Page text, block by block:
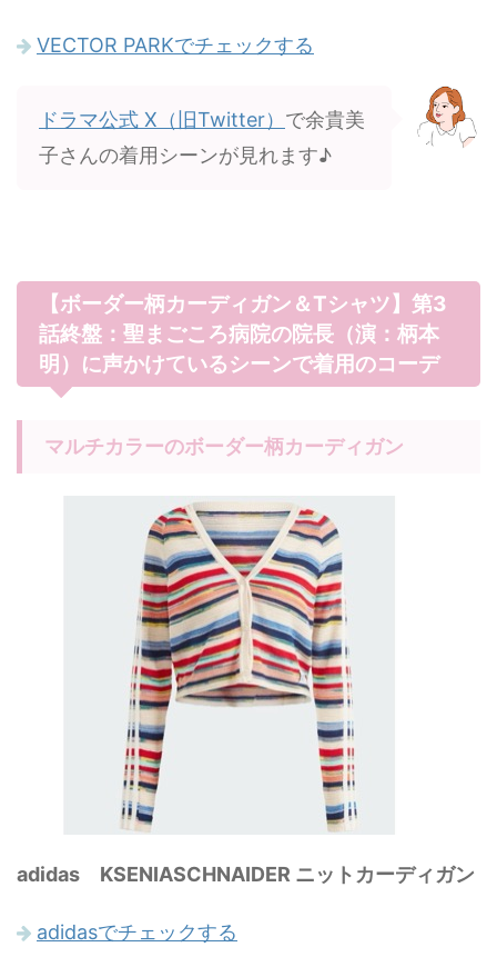
VECTOR PARKでチェックする
ドラマ公式 X（旧Twitter） で余貴美
子さんの着用シーンが見れます♪
【ボーダー柄カーディガン＆Tシャツ】第3
話終盤：聖まごころ病院の院長（演：柄本
明）に声かけているシーンで着用のコーデ
マルチカラーのボーダー柄カーディガン
adidas KSENIASCHNAIDER ニットカーディガン
adidasでチェックする